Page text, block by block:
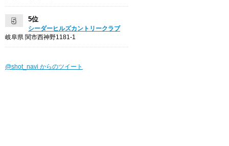
5位
シーダーヒルズカントリークラブ
岐阜県 関市西神野1181-1
@shot_navi からのツイート